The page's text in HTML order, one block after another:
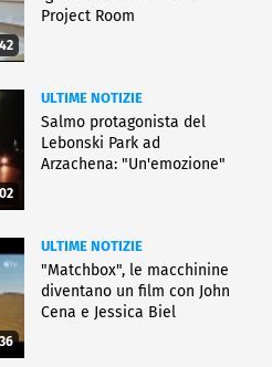
Project Room
ULTIME NOTIZIE
Salmo protagonista del
Lebonski Park ad
Arzachena: "Un'emozione"
ULTIME NOTIZIE
"Matchbox", le macchinine
diventano un film con John
Cena e Jessica Biel